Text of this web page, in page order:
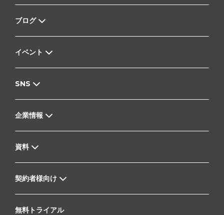
ブログ
イベント
SNS
企業情報
資料
契約者様向け
無料トライアル